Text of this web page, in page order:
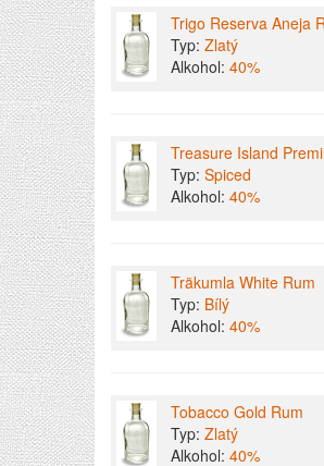
Trigo Reserva Aneja
Typ: Zlatý
Alkohol: 40%
Treasure Island
Typ: Spiced
Alkohol: 40%
Träkumla White Rum
Typ: Bílý
Alkohol: 40%
Tobacco Gold Rum
Typ: Zlatý
Alkohol: 40%